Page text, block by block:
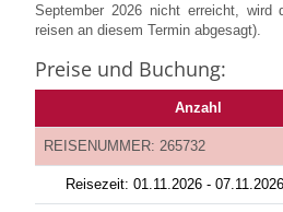
September 2026 nicht erreicht, wird
reisen an diesem Termin abgesagt).
Preise und Buchung:
Anzahl
REISENUMMER: 265732
Reisezeit:01.11.2026 -07.11.2026